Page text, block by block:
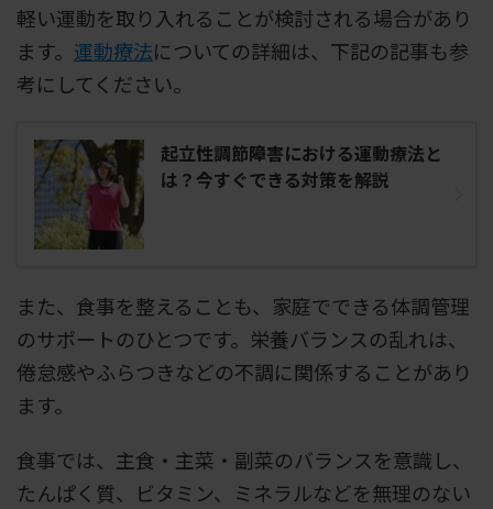
軽い運動を取り入れることが検討される場合があり
ます。 運動療法についての詳細は、下記の記事も参
考にしてください。
起立性調節障害における運動療法と
は？今すぐできる対策を解説
また、食事を整えることも、家庭でできる体調管理
のサポートのひとつです。栄養バランスの乱れは、
倦怠感やふらつきなどの不調に関係することがあり
ます。
食事では、主食・主菜・副菜のバランスを意識し、
たんぱく質、ビタミン、ミネラルなどを無理のない